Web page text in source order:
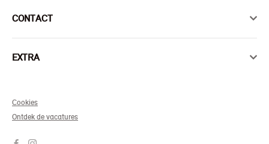
CONTACT
EXTRA
Cookies
Ontdek de vacatures